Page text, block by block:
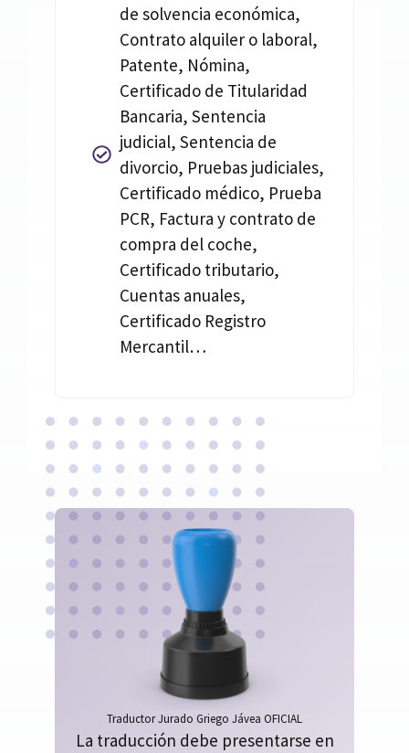
de solvencia económica,
Contrato alquiler o laboral,
Patente, Nómina,
Certificado de Titularidad
Bancaria, Sentencia
judicial, Sentencia de
divorcio, Pruebas judiciales,
Certificado médico, Prueba
PCR, Factura y contrato de
compra del coche,
Certificado tributario,
Cuentas anuales,
Certificado Registro
Mercantil…
Traductor Jurado Griego Jávea OFICIAL
La traducción debe presentarse en